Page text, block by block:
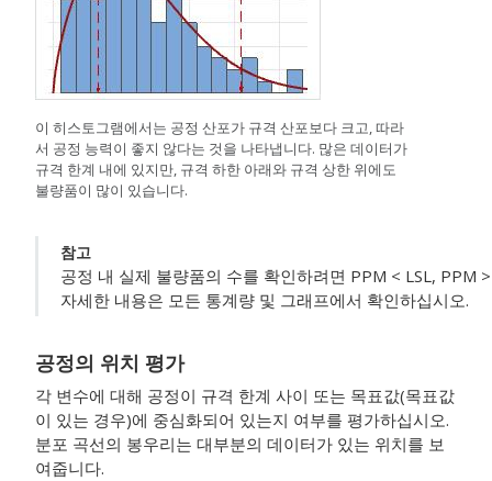
이 히스토그램에서는 공정 산포가 규격 산포보다 크고, 따라
서 공정 능력이 좋지 않다는 것을 나타냅니다. 많은 데이터가
규격 한계 내에 있지만, 규격 하한 아래와 규격 상한 위에도
불량품이 많이 있습니다.
참고
공정 내 실제 불량품의 수를 확인하려면 PPM < LSL, PPM
자세한 내용은 모든 통계량 및 그래프에서 확인하십시오.
공정의 위치 평가
각 변수에 대해 공정이 규격 한계 사이 또는 목표값(목표값
이 있는 경우)에 중심화되어 있는지 여부를 평가하십시오.
분포 곡선의 봉우리는 대부분의 데이터가 있는 위치를 보
여줍니다.